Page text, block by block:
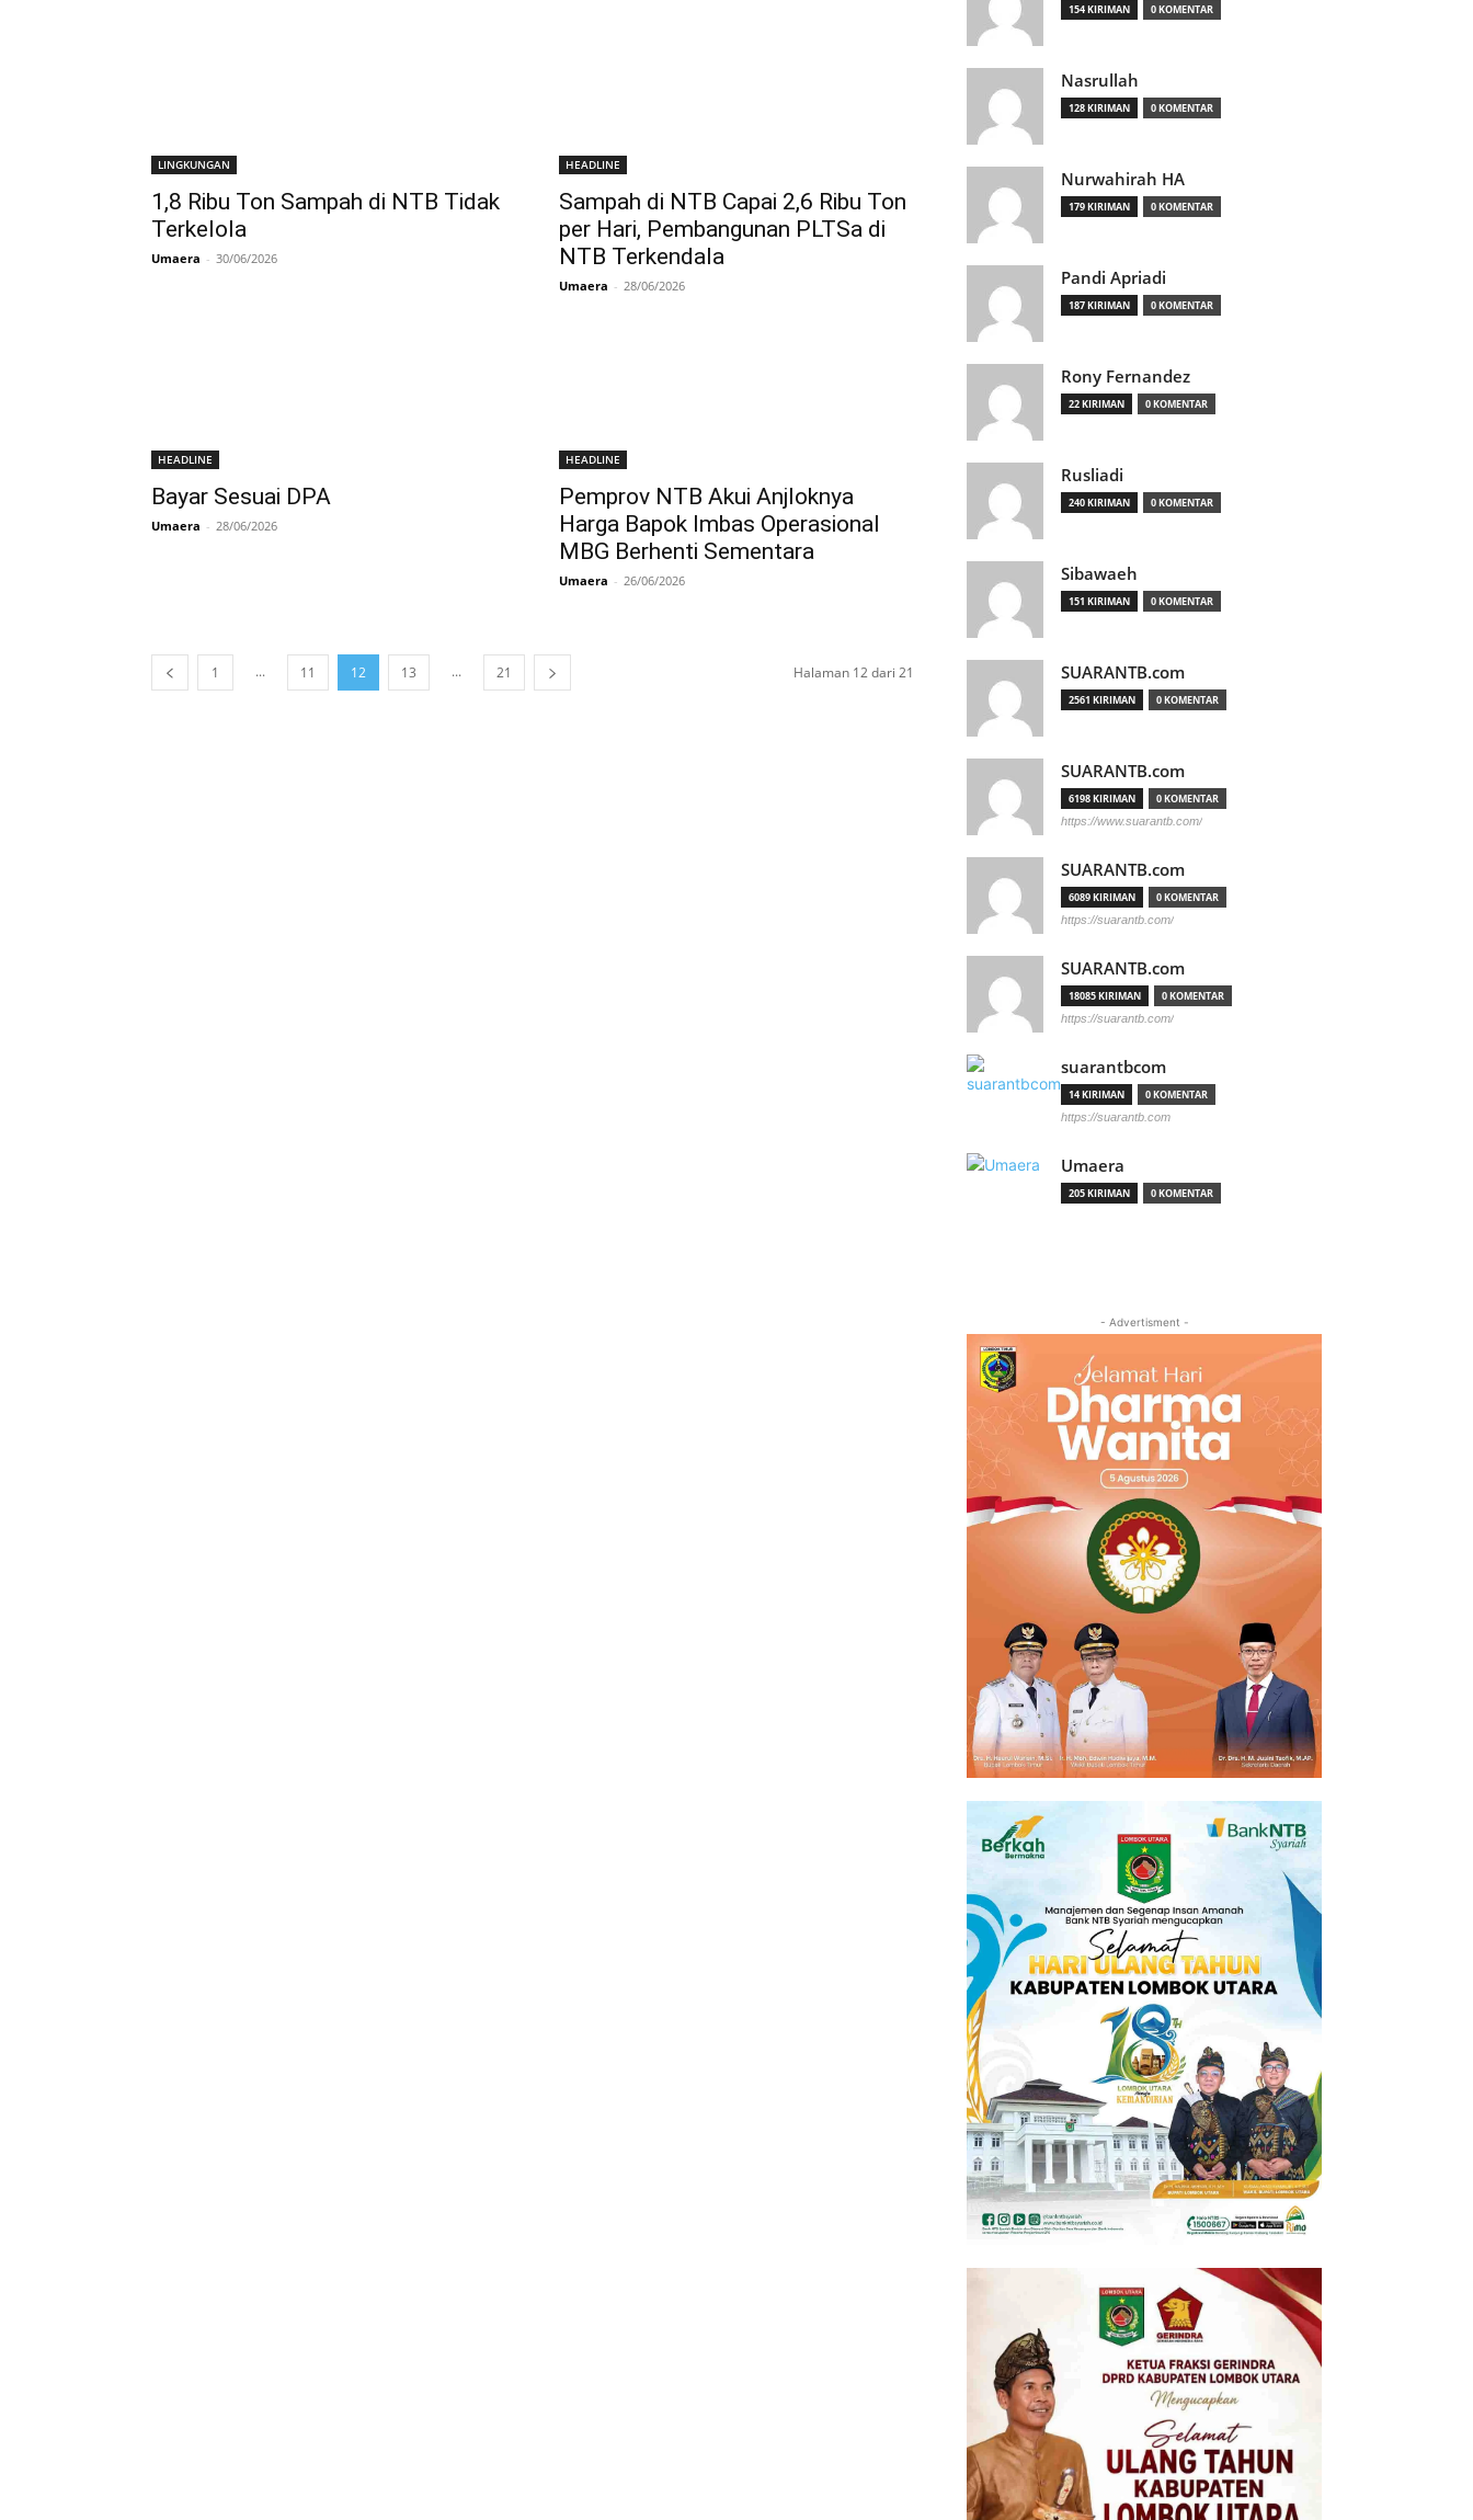
LINGKUNGAN
1,8 Ribu Ton Sampah di NTB Tidak
Terkelola
Umaera - 30/06/2026
HEADLINE
Sampah di NTB Capai 2,6 Ribu Ton
per Hari, Pembangunan PLTSa di
NTB Terkendala
Umaera - 28/06/2026
HEADLINE
Bayar Sesuai DPA
Umaera - 28/06/2026
HEADLINE
Pemprov NTB Akui Anjloknya
Harga Bapok Imbas Operasional
MBG Berhenti Sementara
Umaera - 26/06/2026
1 ... 11 12 13 ... 21 Halaman 12 dari 21
154 KIRIMAN 0 KOMENTAR
Nasrullah
128 KIRIMAN 0 KOMENTAR
Nurwahirah HA
179 KIRIMAN 0 KOMENTAR
Pandi Apriadi
187 KIRIMAN 0 KOMENTAR
Rony Fernandez
22 KIRIMAN 0 KOMENTAR
Rusliadi
240 KIRIMAN 0 KOMENTAR
Sibawaeh
151 KIRIMAN 0 KOMENTAR
SUARANTB.com
2561 KIRIMAN 0 KOMENTAR
SUARANTB.com
6198 KIRIMAN 0 KOMENTAR
https://www.suarantb.com/
SUARANTB.com
6089 KIRIMAN 0 KOMENTAR
https://suarantb.com/
SUARANTB.com
18085 KIRIMAN 0 KOMENTAR
https://suarantb.com/
suarantbcom
14 KIRIMAN 0 KOMENTAR
https://suarantb.com
Umaera
205 KIRIMAN 0 KOMENTAR
- Advertisment -